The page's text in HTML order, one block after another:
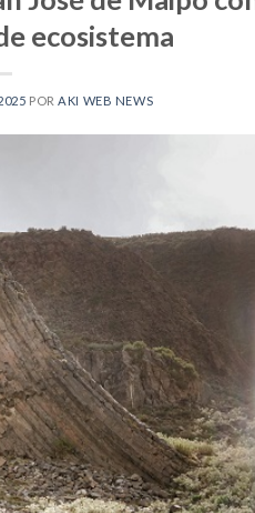
ecosistema
PORAKI WEB NEWS